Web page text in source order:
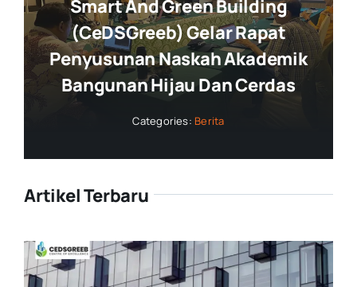
Smart And Green Building
(CeDSGreeb) Gelar Rapat
Penyusunan Naskah Akademik
Bangunan Hijau Dan Cerdas
Categories: Berita
Artikel Terbaru